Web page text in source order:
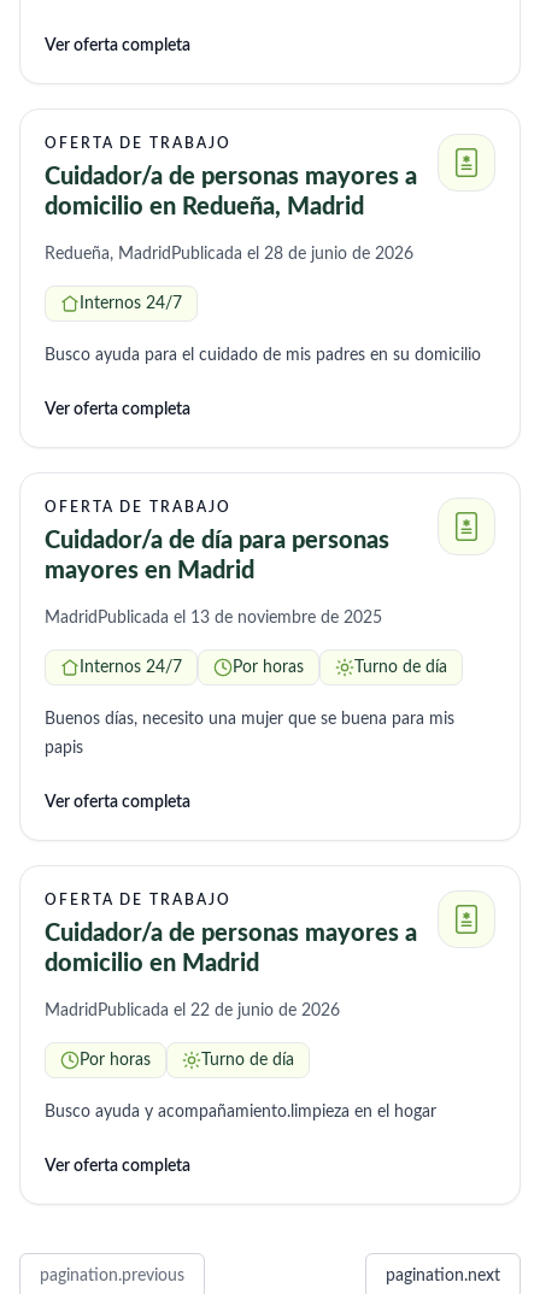
para el bienestar y la tranquilidad del paciente y su familia.
Ver oferta completa
OFERTA DE TRABAJO
Cuidador/a de personas mayores a
domicilio en Redueña, Madrid
Redueña, Madrid Publicada el 28 de junio de 2026
Internos 24/7
Busco ayuda para el cuidado de mis padres en su domicilio
Ver oferta completa
OFERTA DE TRABAJO
Cuidador/a de día para personas
mayores en Madrid
Madrid Publicada el 13 de noviembre de 2025
Internos 24/7 Por horas Turno de día
Buenos días, necesito una mujer que se buena para mis
papis
Ver oferta completa
OFERTA DE TRABAJO
Cuidador/a de personas mayores a
domicilio en Madrid
Madrid Publicada el 22 de junio de 2026
Por horas Turno de día
Busco ayuda y acompañamiento.limpieza en el hogar
Ver oferta completa
pagination.previous pagination.next